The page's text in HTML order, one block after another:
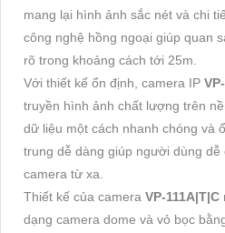
mang lại hình ảnh sắc nét và chi
công nghệ hồng ngoại giúp quan
rõ trong khoảng cách tới 25m.
Với thiết kế ổn định, camera IP
truyền hình ảnh chất lượng trên
dữ liệu một cách nhanh chóng và
trung dễ dàng giúp người dùng
camera từ xa.
Thiết kế của camera VP-111A|T|C
dạng camera dome và vỏ bọc